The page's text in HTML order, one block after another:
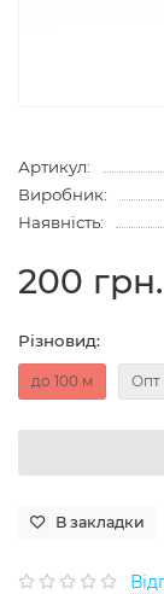
Артикул:
Виробник:
Наявність:
200 грн.
Різновид:
до 100 м Опт
В закладки